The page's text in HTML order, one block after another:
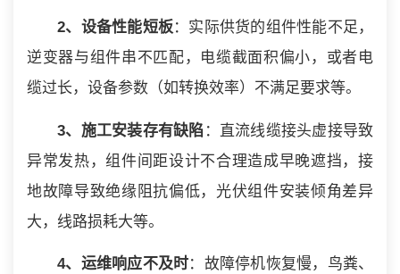
2、设备性能短板：实际供货的组件性能不足，
逆变器与组件串不匹配，电缆截面积偏小，或者电
缆过长，设备参数（如转换效率）不满足要求等。
3、施工安装存有缺陷 ：直流线缆接头虚接导致
异常发热，组件间距设计不合理造成早晚遮挡，接
地故障导致绝缘阻抗偏低，光伏组件安装倾角差异
大，线路损耗大等。
4、运维响应不及时：故障停机恢复慢，鸟粪、